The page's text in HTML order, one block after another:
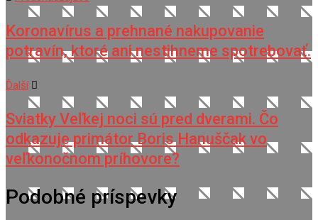
Koronavírus a prehnané nakupovanie
potravín, ktoré ani nestihneme spotrebovať.
Ďalší
Sviatky Veľkej noci sú pred dverami. Čo
odkazuje primátor Boris Hanuščak vo
veľkonočnom príhovore?
Podobné príspevky